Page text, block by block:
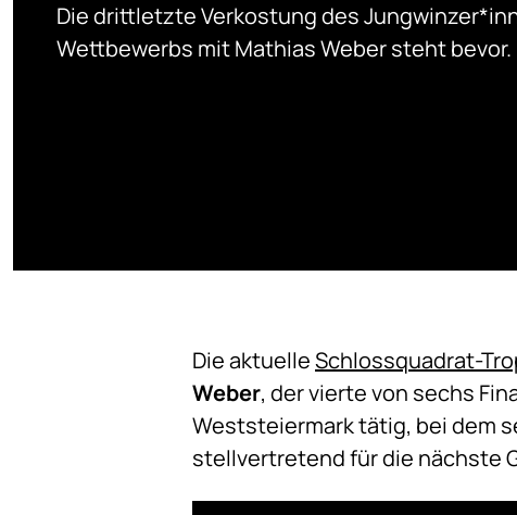
Die drittletzte Verkostung des
Wettbewerbs mit Mathias Weber steht bevor.
Die aktuelleSchlossquadrat-
Weber, der vierte von sechs
Weststeiermark tätig, bei dem
stellvertretend für die nächste